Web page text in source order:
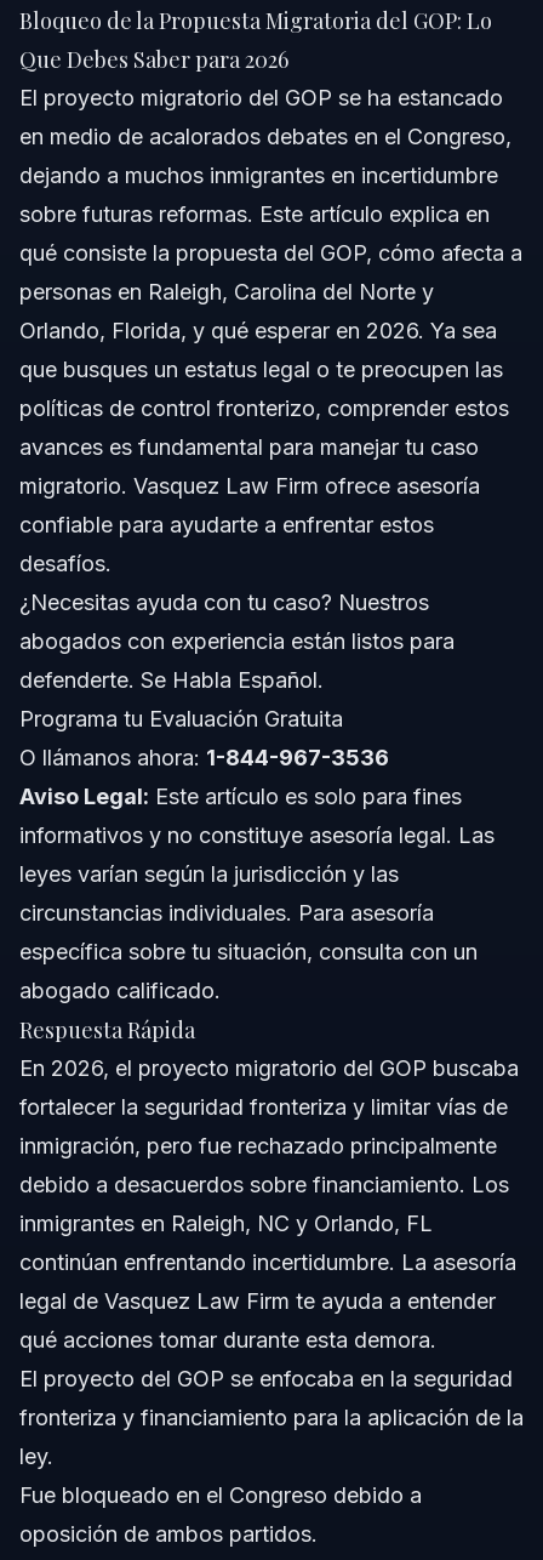
Respuesta Rápida
¿Qué es el proyecto de ley migratorio del GOP?
¿Por qué fue rechazado el proyecto?
Paso a paso: cómo afecta esto tu caso migratorio
Errores comunes que cometen los inmigrantes
con proyectos migratorios
Cronología: Qué esperar en 2026 y adelante
Notas de jurisdicción: Raleigh, NC y Orlando, FL
Notas de Carolina del Norte
Notas de Florida
Cuándo llamar a un abogado sobre legislación
Acerca de Vasquez Law Firm
Confianza y experiencia del abogado
Preguntas Frecuentes
¿Qué es el proyecto de ley migratorio del GOP?
¿Por qué fue rechazado el proyecto de ley migratorio
del GOP en el Congreso?
¿Cómo afecta a los inmigrantes en Raleigh, NC el
estancamiento del proyecto del GOP?
Biden en 2026?
¿Qué pueden hacer los inmigrantes mientras los
proyectos de reforma migratoria están estancados?
seguridad fronteriza?
¿Qué nuevas reglas para titulares de residencia
permanente podrían surgir de proyectos de ley
migratorios?
¿Dónde puedo encontrar información oficial sobre
Fuentes y Referencias
Bloqueo de la Propuesta Migratoria del GOP: Lo
Que Debes Saber para 2026
El proyecto migratorio del GOP se ha estancado
en medio de acalorados debates en el Congreso,
dejando a muchos inmigrantes en incertidumbre
sobre futuras reformas. Este artículo explica en
qué consiste la propuesta del GOP, cómo afecta a
personas en Raleigh, Carolina del Norte y
Orlando, Florida, y qué esperar en 2026. Ya sea
que busques un estatus legal o te preocupen las
políticas de control fronterizo, comprender estos
avances es fundamental para manejar tu caso
migratorio. Vasquez Law Firm ofrece asesoría
confiable para ayudarte a enfrentar estos
desafíos.
¿Necesitas ayuda con tu caso? Nuestros
abogados con experiencia están listos para
defenderte. Se Habla Español.
Programa tu Evaluación Gratuita
O llámanos ahora: 1-844-967-3536
Aviso Legal: Este artículo es solo para fines
informativos y no constituye asesoría legal. Las
leyes varían según la jurisdicción y las
circunstancias individuales. Para asesoría
específica sobre tu situación, consulta con un
abogado calificado.
Respuesta Rápida
En 2026, el proyecto migratorio del GOP buscaba
fortalecer la seguridad fronteriza y limitar vías de
inmigración, pero fue rechazado principalmente
debido a desacuerdos sobre financiamiento. Los
inmigrantes en Raleigh, NC y Orlando, FL
continúan enfrentando incertidumbre. La asesoría
legal de Vasquez Law Firm te ayuda a entender
qué acciones tomar durante esta demora.
El proyecto del GOP se enfocaba en la seguridad
fronteriza y financiamiento para la aplicación de la
ley.
Fue bloqueado en el Congreso debido a
oposición de ambos partidos.